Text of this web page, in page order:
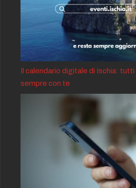
Il calendario digitale di Ischia: tutti
sempre con te